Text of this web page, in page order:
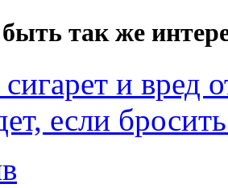
так же
и вред
если